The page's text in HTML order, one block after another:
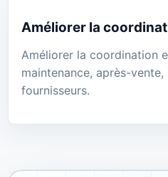
Améliorer la
Améliorer la coordination
maintenance, après-vente,
fournisseurs.